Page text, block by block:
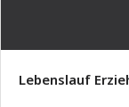
Lebenslauf